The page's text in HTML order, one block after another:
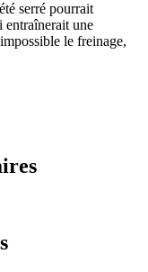
serré pourrait
entraînerait une
le freinage,